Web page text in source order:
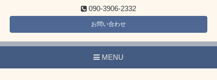
090-3906-2332
お問い合わせ
MENU